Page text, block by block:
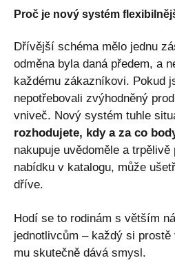
Proč je nový systém
Dřívější schéma mělo jednu
odměna byla daná předem, a
každému zákazníkovi. Pokud
nepotřebovali zvýhodněný
vniveč. Nový systém tuhle
rozhodujete, kdy a za co
nakupuje uvědoměle a trpělivě
nabídku v katalogu, může
dříve.
Hodí se to rodinám s větším
jednotlivcům – každý si
mu skutečně dává smysl.